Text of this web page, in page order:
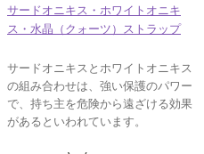
サードオニキス・ホワイトオニキ
ス・水晶（クォーツ）ストラップ
サードオニキスとホワイトオニキス
の組み合わせは、強い保護のパワー
で、持ち主を危険から遠ざける効果
があるといわれています。